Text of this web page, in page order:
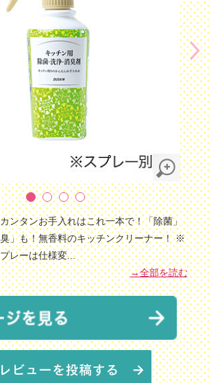
ンタンお手入れはこれ一本で！「除菌」
」も！無香料のキッチンクリーナー！ ※
レーは仕様変...
→全部を読む